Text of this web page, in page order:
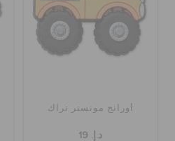
أورانج مونستر تراك
د.إ. 19